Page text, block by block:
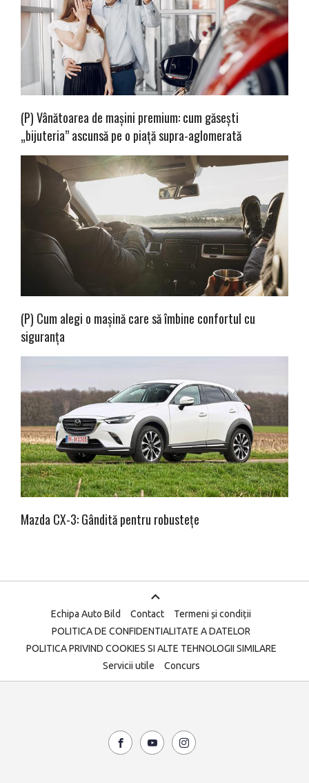
(P) Vânătoarea de mașini premium: cum găsești
„bijuteria” ascunsă pe o piață supra-aglomerată
(P) Cum alegi o mașină care să îmbine confortul cu
siguranța
Mazda CX-3: Gândită pentru robustețe
Echipa Auto Bild Contact
Termeni și condiții
POLITICA DE CONFIDENTIALITATE A DATELOR
POLITICA PRIVIND COOKIES SI ALTE TEHNOLOGII SIMILARE
Servicii utile
Concurs